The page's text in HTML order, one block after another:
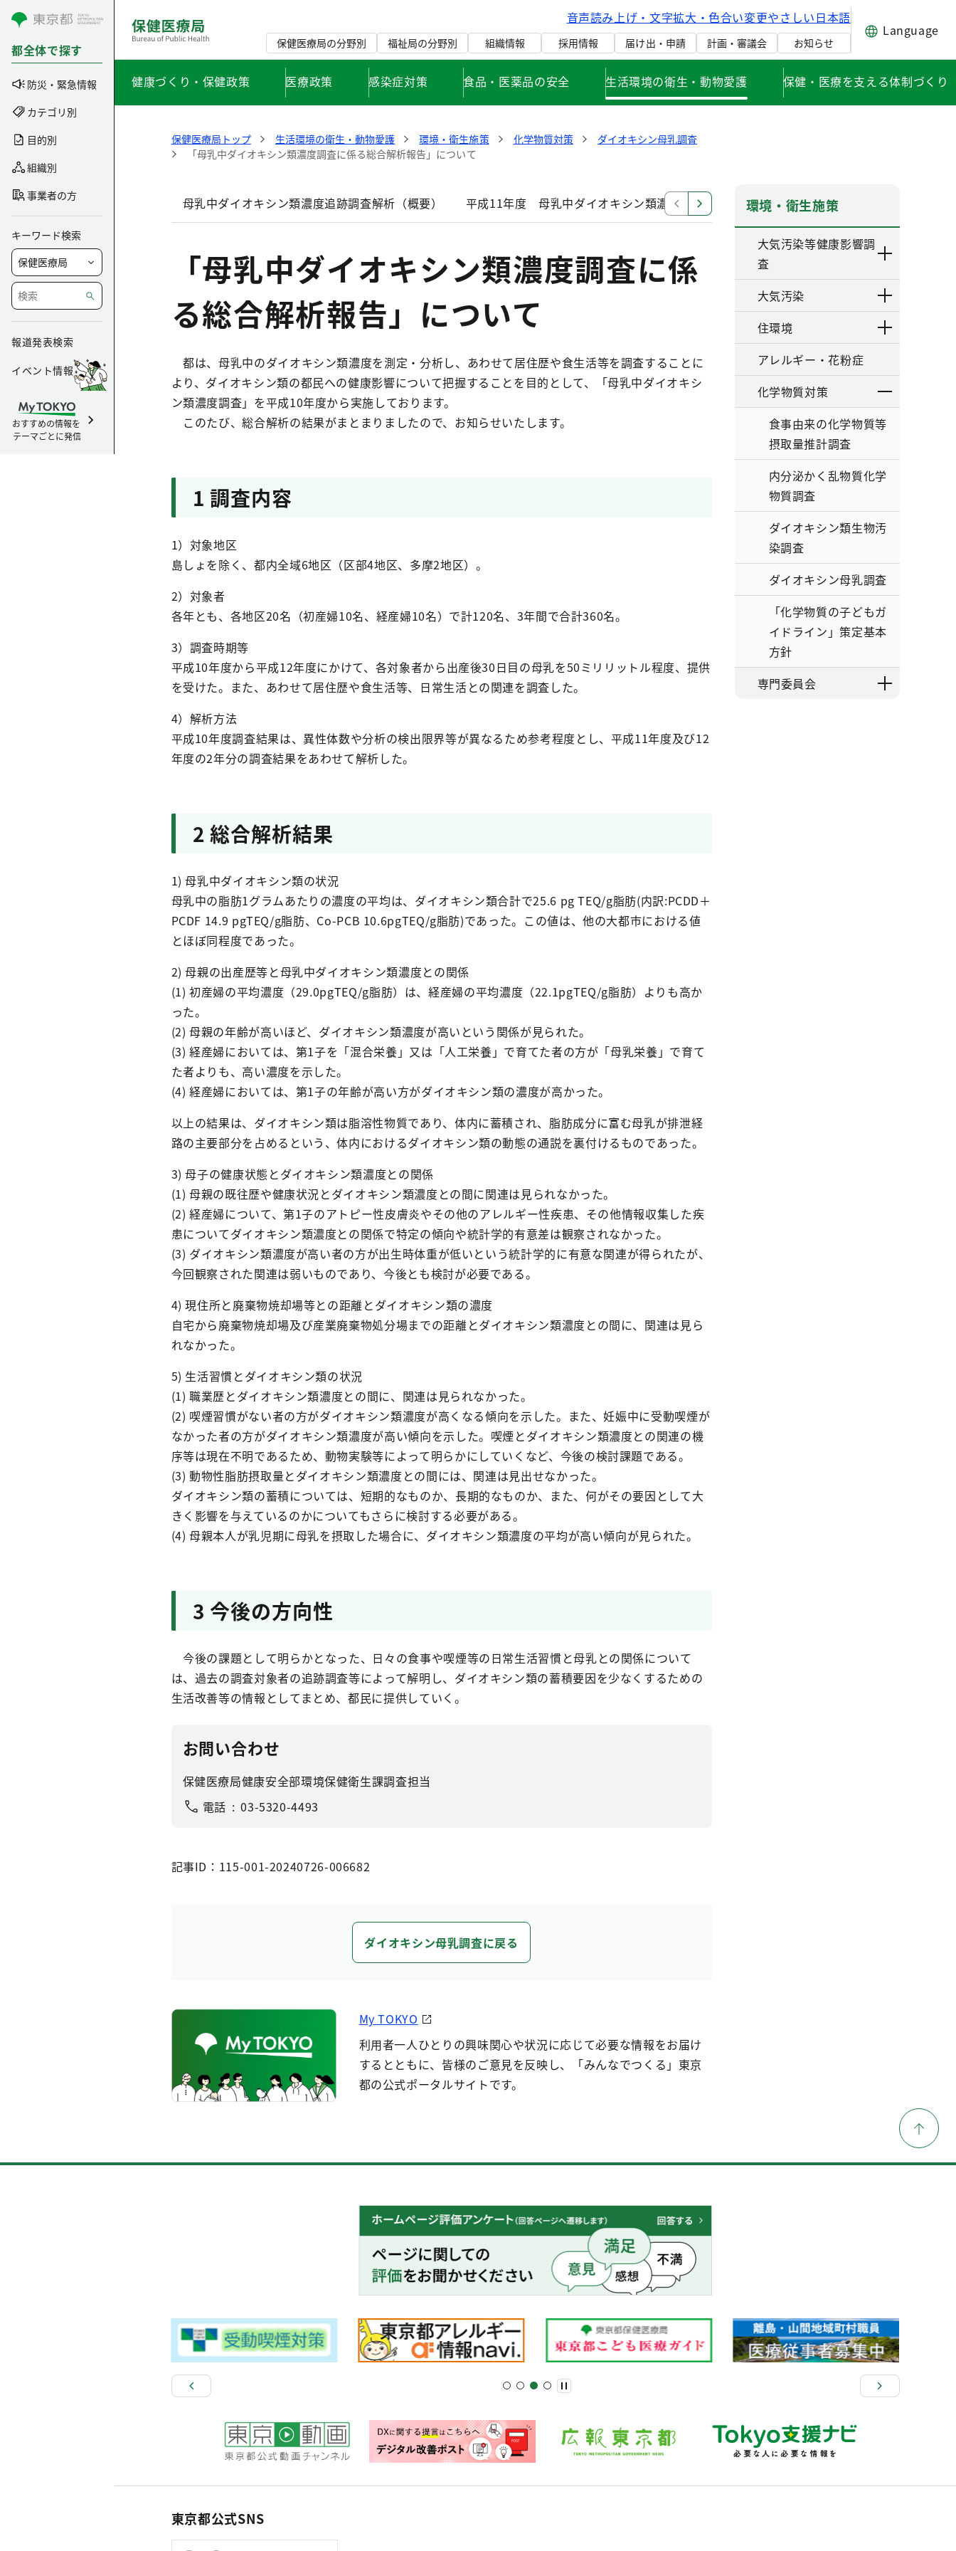
コンテンツにスキップ
都全体で探す
防災・緊急情報
カテゴリ別
目的別
組織別
事業者の方
キーワード検索
報道発表検索
イベント情報
おすすめの情報を
テーマごとに発信
音声読み上げ・文字拡大・色合い変更やさしい日本語
保健医療局の分野別 福祉局の分野別 組織情報 採用情報 届け出・申請 計画・審議会 お知らせ
Language
健康づくり・保健政策 医療政策 感染症対策 食品・医薬品の安全 生活環境の衛生・動物愛護 保健・医療を支える体制づくり
保健医療局トップ 生活環境の衛生・動物愛護 環境・衛生施策 化学物質対策
ダイオキシン母乳調査
「母乳中ダイオキシン類濃度調査に係る総合解析報告」について
母乳中ダイオキシン類濃度追跡調査解析（概要） 平成11年度 母乳中ダイオキシン類濃度調査結果 平成12年度 母乳中ダイオキシン類濃
「母乳中ダイオキシン類濃度調査に係
る総合解析報告」について
都は、母乳中のダイオキシン類濃度を測定・分析し、あわせて居住歴や食生活等を調査することに
より、ダイオキシン類の都民への健康影響について把握することを目的として、「母乳中ダイオキシ
ン類濃度調査」を平成10年度から実施しております。
このたび、総合解析の結果がまとまりましたので、お知らせいたします。
1 調査内容
1）対象地区
島しょを除く、都内全域6地区（区部4地区、多摩2地区）。
2）対象者
各年とも、各地区20名（初産婦10名、経産婦10名）で計120名、3年間で合計360名。
3）調査時期等
平成10年度から平成12年度にかけて、各対象者から出産後30日目の母乳を50ミリリットル程度、提供
を受けた。また、あわせて居住歴や食生活等、日常生活との関連を調査した。
4）解析方法
平成10年度調査結果は、異性体数や分析の検出限界等が異なるため参考程度とし、平成11年度及び12
年度の2年分の調査結果をあわせて解析した。
2 総合解析結果
1) 母乳中ダイオキシン類の状況
母乳中の脂肪1グラムあたりの濃度の平均は、ダイオキシン類合計で25.6 pg TEQ/g脂肪(内訳:PCDD＋
PCDF 14.9 pgTEQ/g脂肪、Co-PCB 10.6pgTEQ/g脂肪)であった。この値は、他の大都市における値
とほぼ同程度であった。
2) 母親の出産歴等と母乳中ダイオキシン類濃度との関係
(1) 初産婦の平均濃度（29.0pgTEQ/g脂肪）は、経産婦の平均濃度（22.1pgTEQ/g脂肪）よりも高か
った。
(2) 母親の年齢が高いほど、ダイオキシン類濃度が高いという関係が見られた。
(3) 経産婦においては、第1子を「混合栄養」又は「人工栄養」で育てた者の方が「母乳栄養」で育て
た者よりも、高い濃度を示した。
(4) 経産婦においては、第1子の年齢が高い方がダイオキシン類の濃度が高かった。
以上の結果は、ダイオキシン類は脂溶性物質であり、体内に蓄積され、脂肪成分に富む母乳が排泄経
路の主要部分を占めるという、体内におけるダイオキシン類の動態の通説を裏付けるものであった。
3) 母子の健康状態とダイオキシン類濃度との関係
(1) 母親の既往歴や健康状況とダイオキシン類濃度との間に関連は見られなかった。
(2) 経産婦について、第1子のアトピー性皮膚炎やその他のアレルギー性疾患、その他情報収集した疾
患についてダイオキシン類濃度との関係で特定の傾向や統計学的有意差は観察されなかった。
(3) ダイオキシン類濃度が高い者の方が出生時体重が低いという統計学的に有意な関連が得られたが、
今回観察された関連は弱いものであり、今後とも検討が必要である。
4) 現住所と廃棄物焼却場等との距離とダイオキシン類の濃度
自宅から廃棄物焼却場及び産業廃棄物処分場までの距離とダイオキシン類濃度との間に、関連は見ら
れなかった。
5) 生活習慣とダイオキシン類の状況
(1) 職業歴とダイオキシン類濃度との間に、関連は見られなかった。
(2) 喫煙習慣がない者の方がダイオキシン類濃度が高くなる傾向を示した。また、妊娠中に受動喫煙が
なかった者の方がダイオキシン類濃度が高い傾向を示した。喫煙とダイオキシン類濃度との関連の機
序等は現在不明であるため、動物実験等によって明らかにしていくなど、今後の検討課題である。
(3) 動物性脂肪摂取量とダイオキシン類濃度との間には、関連は見出せなかった。
ダイオキシン類の蓄積については、短期的なものか、長期的なものか、また、何がその要因として大
きく影響を与えているのかについてもさらに検討する必要がある。
(4) 母親本人が乳児期に母乳を摂取した場合に、ダイオキシン類濃度の平均が高い傾向が見られた。
3 今後の方向性
今後の課題として明らかとなった、日々の食事や喫煙等の日常生活習慣と母乳との関係について
は、過去の調査対象者の追跡調査等によって解明し、ダイオキシン類の蓄積要因を少なくするための
生活改善等の情報としてまとめ、都民に提供していく。
お問い合わせ
保健医療局健康安全部環境保健衛生課調査担当
電話
03-5320-4493
記事ID：115-001-20240726-006682
ダイオキシン母乳調査に戻る
My TOKYO
利用者一人ひとりの興味関心や状況に応じて必要な情報をお届け
するとともに、皆様のご意見を反映し、「みんなでつくる」東京
都の公式ポータルサイトです。
環境・衛生施策
大気汚染等健康影響調
査
大気汚染
住環境
アレルギー・花粉症
化学物質対策
食事由来の化学物質等
摂取量推計調査
内分泌かく乱物質化学
物質調査
ダイオキシン類生物汚
染調査
ダイオキシン母乳調査
「化学物質の子どもガ
イドライン」策定基本
方針
専門委員会
東京都公式SNS